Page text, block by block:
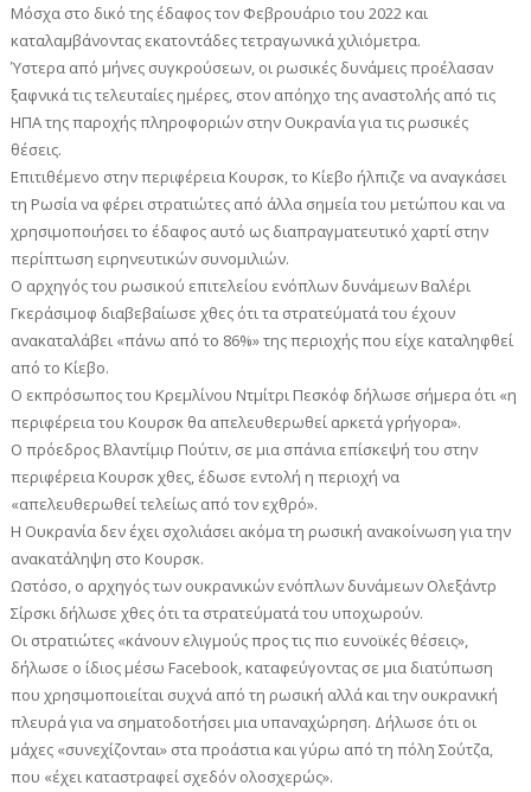
Μόσχα στο δικό της έδαφος τον Φεβρουάριο του 2022 και
καταλαμβάνοντας εκατοντάδες τετραγωνικά χιλιόμετρα.
Ύστερα από μήνες συγκρούσεων, οι ρωσικές δυνάμεις προέλασαν
ξαφνικά τις τελευταίες ημέρες, στον απόηχο της αναστολής από τις
ΗΠΑ της παροχής πληροφοριών στην Ουκρανία για τις ρωσικές
θέσεις.
Επιτιθέμενο στην περιφέρεια Κουρσκ, το Κίεβο ήλπιζε να αναγκάσει
τη Ρωσία να φέρει στρατιώτες από άλλα σημεία του μετώπου και να
χρησιμοποιήσει το έδαφος αυτό ως διαπραγματευτικό χαρτί στην
περίπτωση ειρηνευτικών συνομιλιών.
Ο αρχηγός του ρωσικού επιτελείου ενόπλων δυνάμεων Βαλέρι
Γκεράσιμοφ διαβεβαίωσε χθες ότι τα στρατεύματά του έχουν
ανακαταλάβει «πάνω από το 86%» της περιοχής που είχε καταληφθεί
από το Κίεβο.
Ο εκπρόσωπος του Κρεμλίνου Ντμίτρι Πεσκόφ δήλωσε σήμερα ότι «η
περιφέρεια του Κουρσκ θα απελευθερωθεί αρκετά γρήγορα».
Ο πρόεδρος Βλαντίμιρ Πούτιν, σε μια σπάνια επίσκεψή του στην
περιφέρεια Κουρσκ χθες, έδωσε εντολή η περιοχή να
«απελευθερωθεί τελείως από τον εχθρό».
Η Ουκρανία δεν έχει σχολιάσει ακόμα τη ρωσική ανακοίνωση για την
ανακατάληψη στο Κουρσκ.
Ωστόσο, ο αρχηγός των ουκρανικών ενόπλων δυνάμεων Ολεξάντρ
Σίρσκι δήλωσε χθες ότι τα στρατεύματά του υποχωρούν.
Οι στρατιώτες «κάνουν ελιγμούς προς τις πιο ευνοϊκές θέσεις»,
δήλωσε ο ίδιος μέσω Facebook, καταφεύγοντας σε μια διατύπωση
που χρησιμοποιείται συχνά από τη ρωσική αλλά και την ουκρανική
πλευρά για να σηματοδοτήσει μια υπαναχώρηση. Δήλωσε ότι οι
μάχες «συνεχίζονται» στα προάστια και γύρω από τη πόλη Σούτζα,
που «έχει καταστραφεί σχεδόν ολοσχερώς».